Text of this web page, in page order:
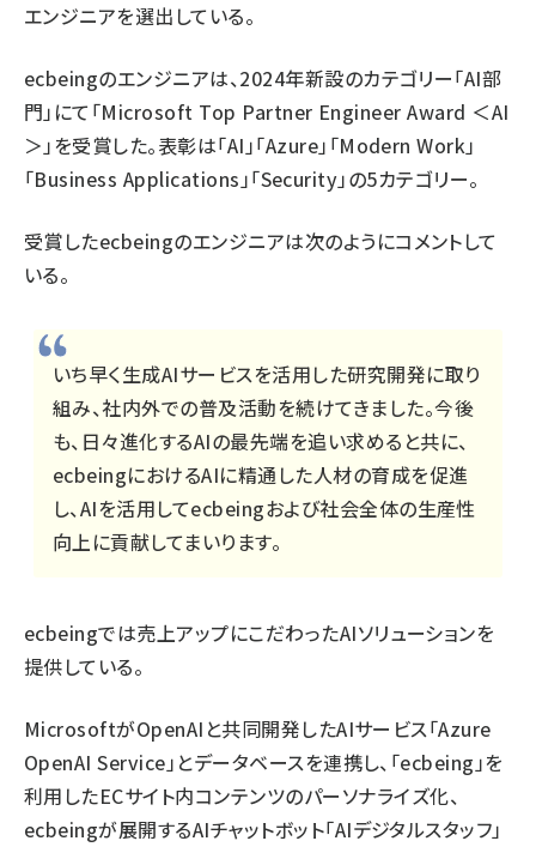
エンジニアを選出している。
ecbeingのエンジニアは、2024年新設のカテゴリー「AI部
門」にて「Microsoft Top Partner Engineer Award ＜AI
＞」を受賞した。表彰は「AI」「Azure」「Modern Work」
「Business Applications」「Security」の5カテゴリー。
受賞したecbeingのエンジニアは次のようにコメントして
いる。
いち早く生成AIサービスを活用した研究開発に取り
組み、社内外での普及活動を続けてきました。今後
も、日々進化するAIの最先端を追い求めると共に、
ecbeingにおけるAIに精通した人材の育成を促進
し、AIを活用してecbeingおよび社会全体の生産性
向上に貢献してまいります。
ecbeingでは売上アップにこだわったAIソリューションを
提供している。
MicrosoftがOpenAIと共同開発したAIサービス「Azure
OpenAI Service」とデータベースを連携し、「ecbeing」を
利用したECサイト内コンテンツのパーソナライズ化、
ecbeingが展開するAIチャットボット「AIデジタルスタッフ」